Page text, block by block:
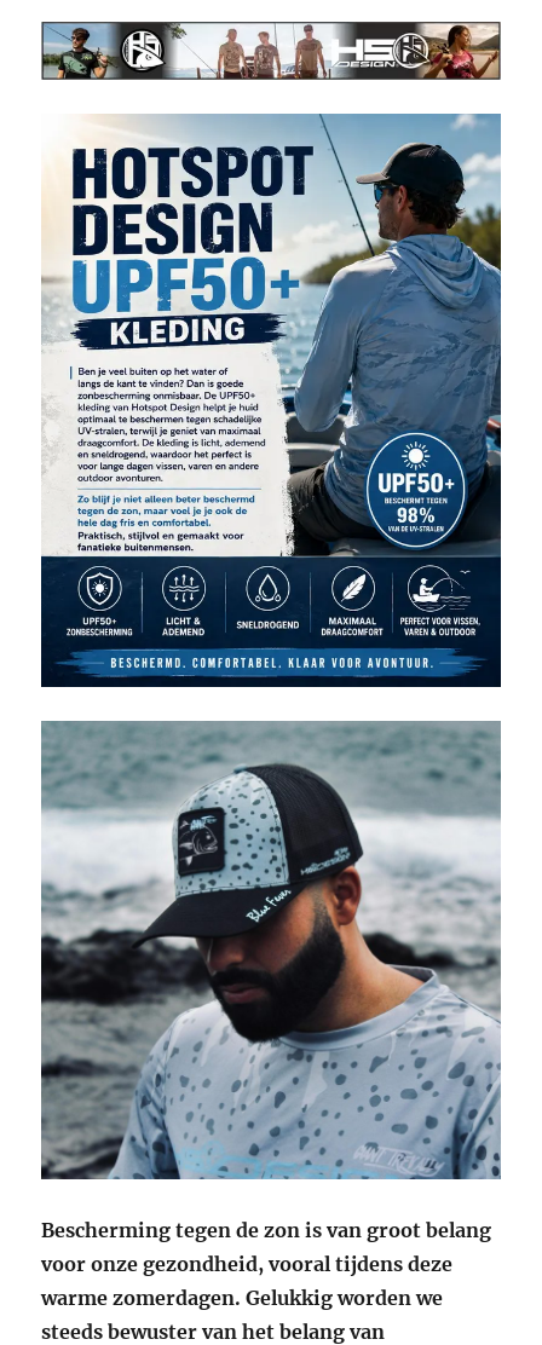
Bescherming tegen de zon is van groot belang
voor onze gezondheid, vooral tijdens deze
warme zomerdagen. Gelukkig worden we
steeds bewuster van het belang van